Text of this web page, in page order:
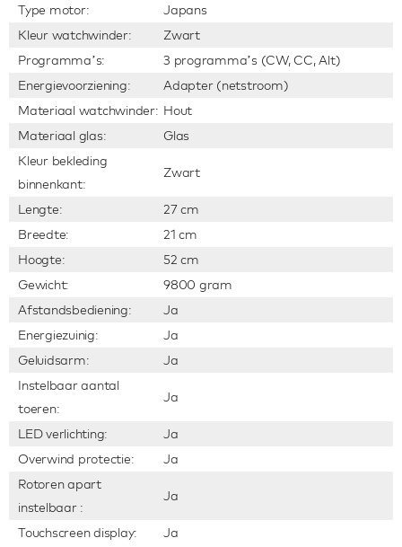
Type motor:
Japans
Kleur watchwinder:
Zwart
Programma’s:
3 programma’s (CW, CC, Alt)
Energievoorziening:
Adapter (netstroom)
Materiaal watchwinder: Hout
Materiaal glas:
Glas
Kleur bekleding
binnenkant:
Zwart
Lengte:
27 cm
Breedte:
21 cm
Hoogte:
52 cm
Gewicht:
9800 gram
Afstandsbediening:
Ja
Energiezuinig:
Ja
Geluidsarm:
Ja
Instelbaar aantal
toeren:
Ja
LED verlichting:
Ja
Overwind protectie:
Ja
Rotoren apart
instelbaar :
Ja
Touchscreen display: Ja